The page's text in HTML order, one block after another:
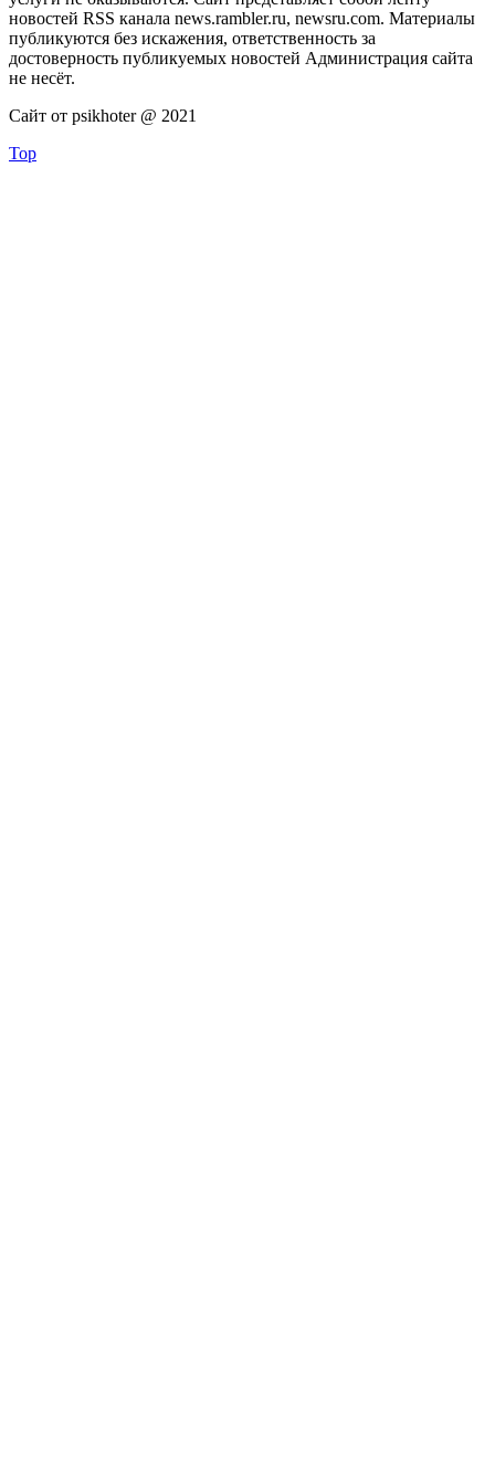
новостей RSS канала news.rambler.ru, newsru.com. Материалы
публикуются без искажения, ответственность за
достоверность публикуемых новостей Администрация сайта
не несёт.
Сайт от psikhoter @ 2021
Top